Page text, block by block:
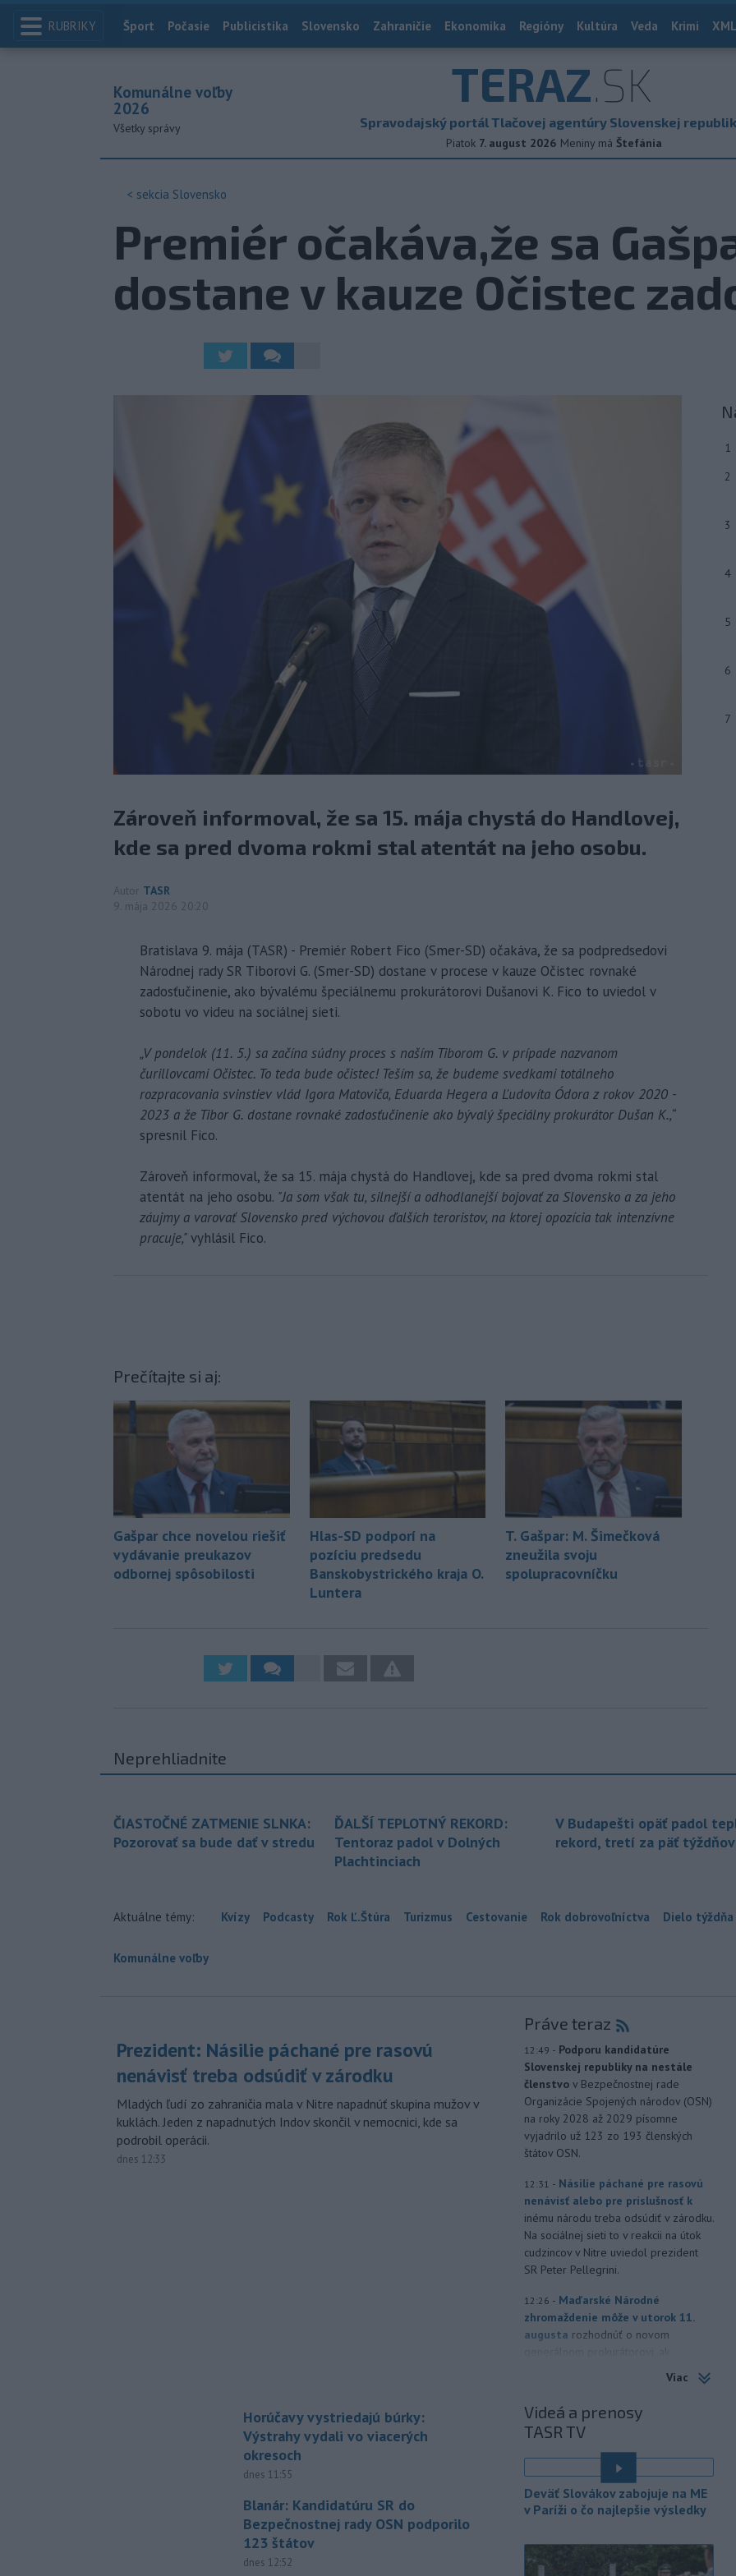
RUBRIKY Index
Šport Počasie Publicistika Slovensko Zahraničie Ekonomika Regióny Kultúra Veda Krimi
TERAZ.SK
Spravodajský portál Tlačovej agentúry Slovenskej
Piatok 7. august 2026 Meniny má Štefánia
Komunálne voľby
2026
Všetky správy
< sekcia Slovensko
Premiér očakáva,že sa
dostane v kauze Očistec
Zároveň informoval, že sa 15. mája chystá do Handlovej,
kde sa pred dvoma rokmi stal atentát na jeho osobu.
Autor TASR
9. mája 2026 20:20
Bratislava 9. mája (TASR) - Premiér Robert Fico (Smer-SD) očakáva, že sa podpredsedovi
Národnej rady SR Tiborovi G. (Smer-SD) dostane v procese v kauze Očistec rovnaké
zadosťučinenie, ako bývalému špeciálnemu prokurátorovi Dušanovi K. Fico to uviedol v
sobotu vo videu na sociálnej sieti.
„V pondelok (11. 5.) sa začína súdny proces s naším Tiborom G. v prípade nazvanom
čurillovcami Očistec. To teda bude očistec! Teším sa, že budeme svedkami totálneho
rozpracovania svinstiev vlád Igora Matoviča, Eduarda Hegera a Ľudovíta Ódora z rokov 2020 -
2023 a že Tibor G. dostane rovnaké zadosťučinenie ako bývalý špeciálny prokurátor Dušan K.,“
spresnil Fico.
Zároveň informoval, že sa 15. mája chystá do Handlovej, kde sa pred dvoma rokmi stal
atentát na jeho osobu. "Ja som však tu, silnejší a odhodlanejší bojovať za Slovensko a za jeho
záujmy a varovať Slovensko pred výchovou ďalších teroristov, na ktorej opozícia tak intenzívne
pracuje,"vyhlásil Fico.
Prečítajte si aj:
Gašpar chce novelou riešiť
vydávanie preukazov
odbornej spôsobilosti
Hlas-SD podporí na
pozíciu predsedu
Banskobystrického kraja O.
Luntera
T. Gašpar: M. Šimečková
zneužila svoju
spolupracovníčku
1
2
3
4
5
6
7
Neprehliadnite
ČIASTOČNÉ ZATMENIE SLNKA:
Pozorovať sa bude dať v stredu
ĎALŠÍ TEPLOTNÝ REKORD:
Tentoraz padol v Dolných
Plachtinciach
V Budapešti opäť padol
rekord, tretí za päť týždňov
Aktuálne témy: Kvízy Podcasty Rok Ľ.Štúra Turizmus Cestovanie Rok dobrovoľníctva Dielo týždňa
Komunálne voľby
Prezident: Násilie páchané pre rasovú
nenávisť treba odsúdiť v zárodku
Mladých ľudí zo zahraničia mala v Nitre napadnúť skupina mužov v
kuklách. Jeden z napadnutých Indov skončil v nemocnici, kde sa
podrobil operácii.
dnes 12:33
Horúčavy vystriedajú búrky:
Výstrahy vydali vo viacerých
okresoch
dnes 11:55
Blanár: Kandidatúru SR do
Bezpečnostnej rady OSN podporilo
123 štátov
dnes 12:52
Práve teraz
12:49 - Podporu kandidatúre
Slovenskej republiky na nestále
členstvo v Bezpečnostnej rade
Organizácie Spojených národov (OSN)
na roky 2028 až 2029 písomne
vyjadrilo už 123 zo 193 členských
štátov OSN.
12:31 - Násilie páchané pre rasovú
nenávisť alebo pre príslušnosť k
inému národu treba odsúdiť v zárodku.
Na sociálnej sieti to v reakcii na útok
cudzincov v Nitre uviedol prezident
SR Peter Pellegrini.
12:26 - Maďarské Národné
zhromaždenie môže v utorok 11.
augusta rozhodnúť o novom
šesťmesačnej výpovednej lehoty.
12:00 - Silné búrky vo štvrtok
vyvolali v hornatých oblastiach
Rakúska povodne a
11:51 - Slovenský
hydrometeorologický ústav (SHMÚ)
viacerých okresoch stredného a
východného Slovenska. Vydal preto
Viac
Videá a prenosy
TASR TV
Deväť Slovákov zabojuje na ME
v Paríži o čo najlepšie výsledky